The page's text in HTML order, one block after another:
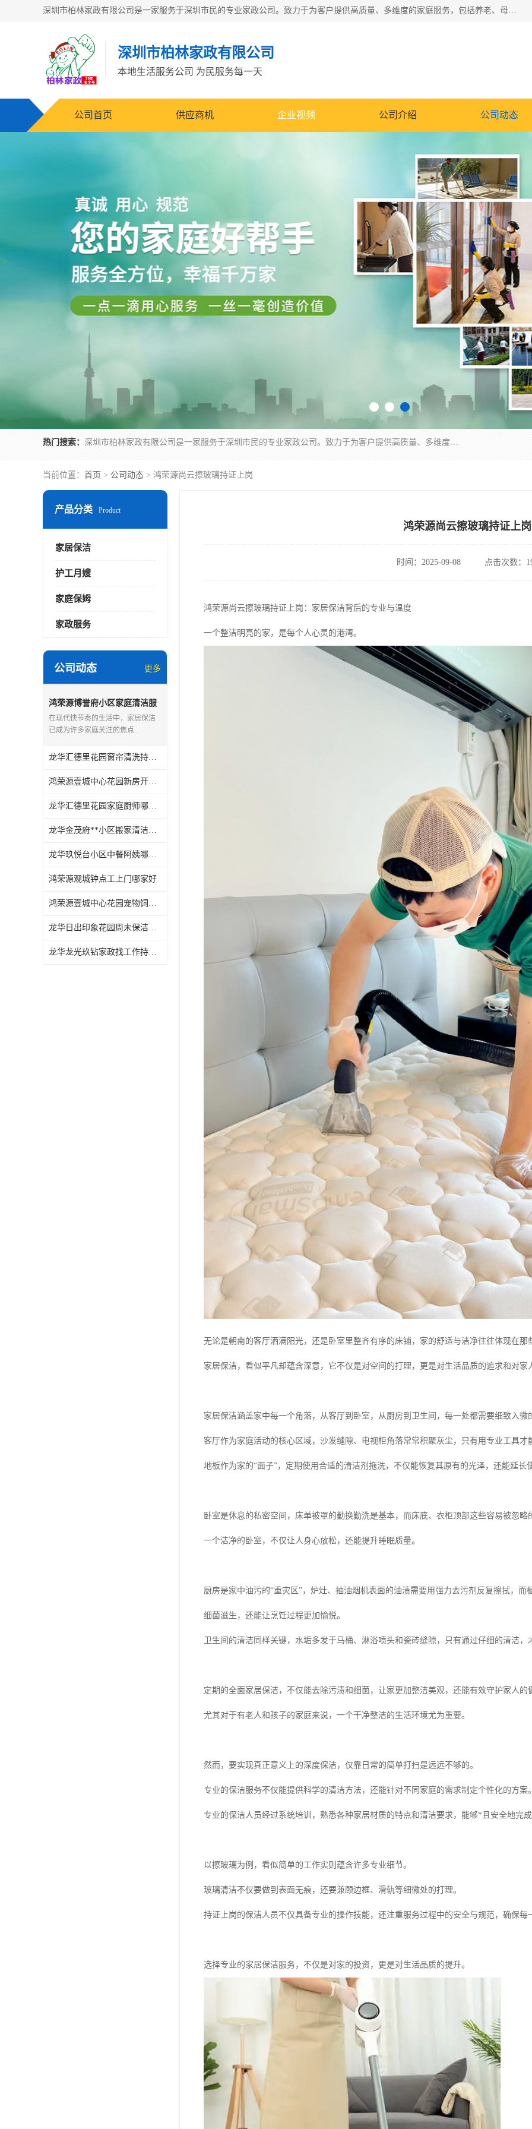
深圳市柏林家政有限公司是一家服务于深圳市民的专业家政公司。致力于为客户提供高质量、多维度的家庭服务，包括养老、母婴、月嫂育婴早教、康复理疗、家电清洗和保洁等方面的专业服务。
深圳市柏林家政有限公司
本地生活服务公司 为民服务每一天
公司首页 供应商机 企业视频 公司介绍 公司动态
热门搜索： 深圳市柏林家政有限公司是一家服务于深圳市民的专业家政公司。致力于为客户提供高质量、多维度的家庭服务，包括养老、母婴、月嫂育婴早教、康复理疗、家电清洗和保洁等方面的专业服务。
当前位置： 首页 > 公司动态 > 鸿荣源尚云擦玻璃持证上岗
产品分类 Product
家居保洁
护工月嫂
家庭保姆
家政服务
公司动态 更多
鸿荣源博誉府小区家庭清洁服
务怎么样
在现代快节奏的生活中，家居保洁
已成为许多家庭关注的焦点..
龙华汇德里花园窗帘清洗持证上岗
鸿荣源壹城中心花园新房开荒保洁怎么样
龙华汇德里花园家庭厨师哪家好
龙华金茂府**小区搬家清洁怎么样
龙华玖悦台小区中餐阿姨哪家好
鸿荣源观城钟点工上门哪家好
鸿荣源壹城中心花园宠物饲养上门服务哪家好
龙华日出印象花园周未保洁持证上岗
龙华龙光玖钻家政找工作持证上岗
鸿荣源尚云擦玻璃持证上岗
时间：2025-09-08 点击次数：
鸿荣源尚云擦玻璃持证上岗：家居保洁背后的专业与温度
一个整洁明亮的家，是每个人心灵的港湾。
无论是朝南的客厅洒满阳光，还是卧室里整齐有序的床铺，家的舒适与洁净往往体现在那
家居保洁，看似平凡却蕴含深意，它不仅是对空间的打理，更是对生活品质的追求和对家
家居保洁涵盖家中每一个角落，从客厅到卧室，从厨房到卫生间，每一处都需要细致入微
客厅作为家庭活动的核心区域，沙发缝隙、电视柜角落常常积聚灰尘，只有用专业工具才
地板作为家的“面子”，定期使用合适的清洁剂拖洗，不仅能恢复其原有的光泽，还能延长
卧室是休息的私密空间，床单被罩的勤换勤洗是基本，而床底、衣柜顶部这些容易被忽
一个洁净的卧室，不仅让人身心放松，还能提升睡眠质量。
厨房是家中油污的“重灾区”，炉灶、抽油烟机表面的油渍需要用强力去污剂反复擦拭，
细菌滋生，还能让烹饪过程更加愉悦。
卫生间的清洁同样关键，水垢多发于马桶、淋浴喷头和瓷砖缝隙，只有通过仔细的清洁
定期的全面家居保洁，不仅能去除污渍和细菌，让家更加整洁美观，还能有效守护家人的
尤其对于有老人和孩子的家庭来说，一个干净整洁的生活环境尤为重要。
然而，要实现真正意义上的深度保洁，仅靠日常的简单打扫是远远不够的。
专业的保洁服务不仅能提供科学的清洁方法，还能针对不同家庭的需求制定个性化的方案
专业的保洁人员经过系统培训，熟悉各种家居材质的特点和清洁要求，能够*且安全地完
以擦玻璃为例，看似简单的工作实则蕴含许多专业细节。
玻璃清洁不仅要做到表面无痕，还要兼顾边框、滑轨等细微处的打理。
持证上岗的保洁人员不仅具备专业的操作技能，还注重服务过程中的安全与规范，确保每
选择专业的家居保洁服务，不仅是对家的投资，更是对生活品质的提升。